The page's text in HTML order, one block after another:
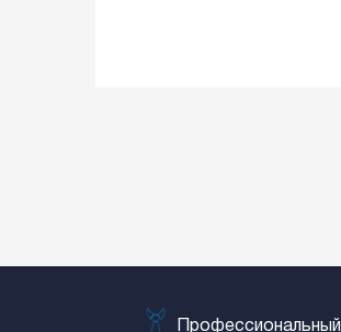
Профессиональный